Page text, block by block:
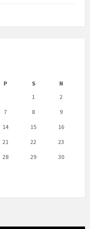
P S
N
1
2
7 8
9
14 15
16
21 22
23
28 29
30